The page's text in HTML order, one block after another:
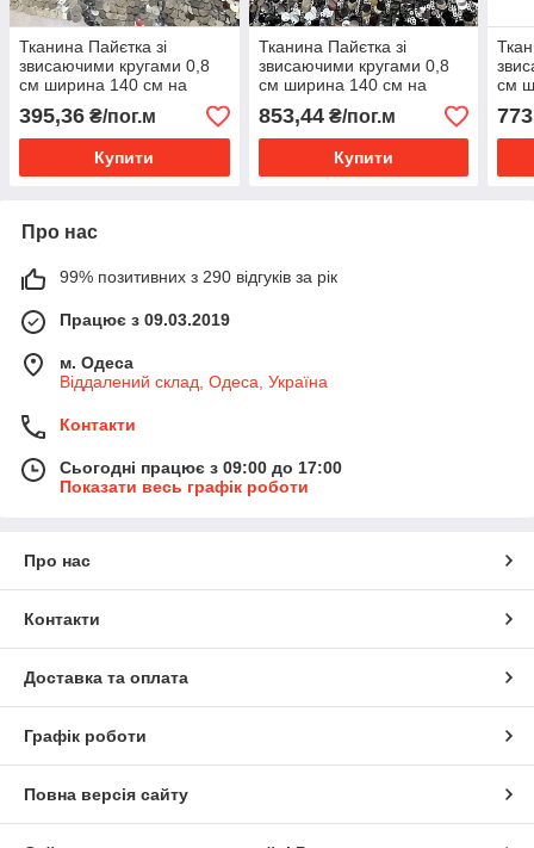
Тканина Пайєтка зі
звисаючими кругами 0,8
см ширина 140 см на
395,36 ₴/пог.м
Купити
Тканина Пайєтка зі
звисаючими кругами 0,8
см ширина 140 см на
853,44₴/пог.м
Купити
см
Про нас
99% позитивних з 290 відгуків за рік
Працює з 09.03.2019
м. Одеса
Віддалений склад, Одеса, Україна
Контакти
Сьогодні працює з 09:00 до 17:00
Показати весь графік роботи
Про нас
Контакти
Доставка та оплата
Графік роботи
Повна версія сайту